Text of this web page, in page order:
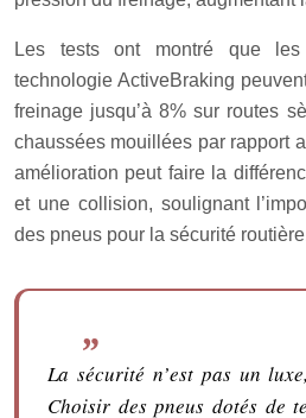
Les tests ont montré que
technologie ActiveBraking
freinage jusqu’à 8% sur routes
chaussées mouillées par rapport
amélioration peut faire la
et une collision, soulignant
des pneus pour la sécurité
La sécurité n’est pas un
Choisir des pneus dotés de